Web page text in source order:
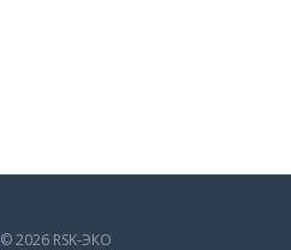
© 2026 RSK-ЭКО